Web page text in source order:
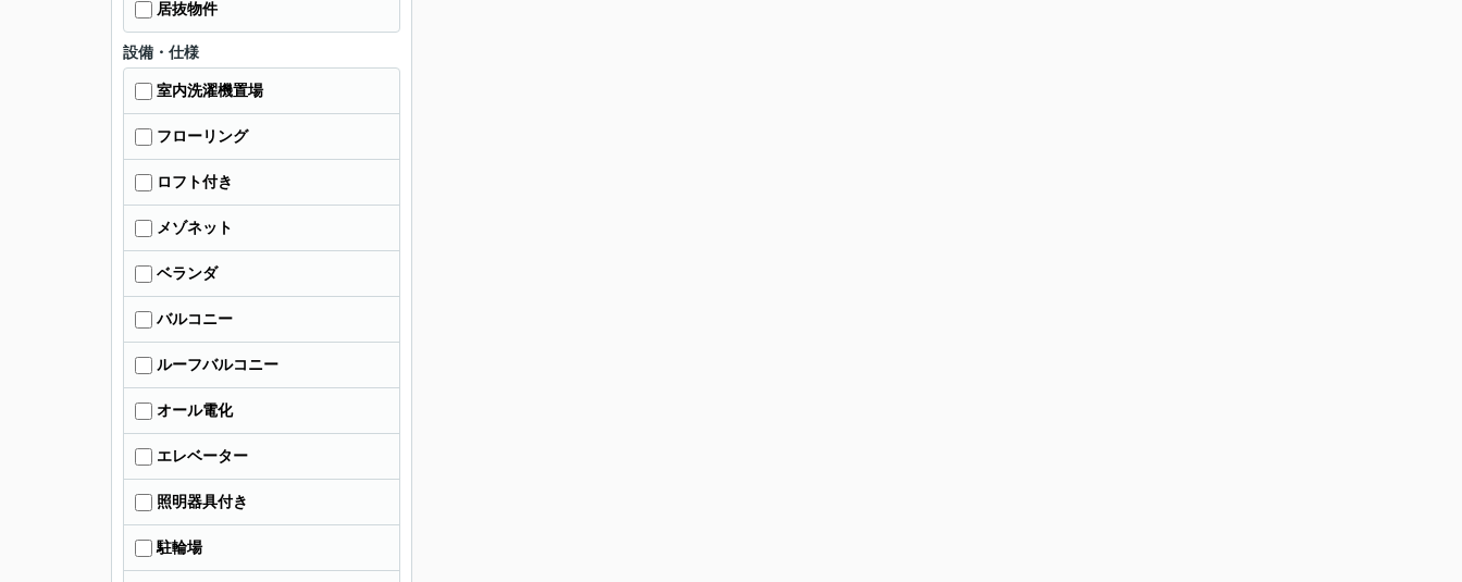
居抜物件
設備・仕様
室内洗濯機置場
フローリング
ロフト付き
メゾネット
ベランダ
バルコニー
ルーフバルコニー
オール電化
エレベーター
照明器具付き
駐輪場